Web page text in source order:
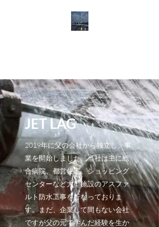
JET LAG
2019年に父の会社から独立し、事
業を開始しました。当社は主に総
合病院、都営住宅、ショッピング
センターなど大型施設のアスファ
ルト防水工事を行なっておりま
す。まだ、企業して間もない会社
ですが父の元で学んだ経験を生か